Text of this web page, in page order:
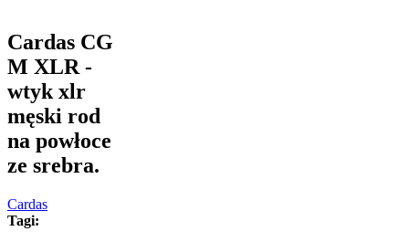
Cardas CG
M XLR -
wtyk xlr
męski rod
na powłoce
ze srebra.
Cardas
Tagi: